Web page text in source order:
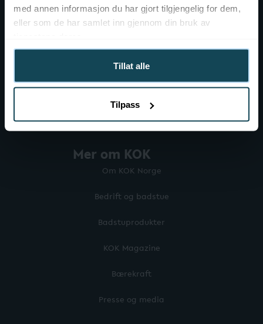
med annen informasjon du har gjort tilgjengelig for dem,
eller som de har samlet inn gjennom din bruk av
Tillat alle
Tilpass
Mer om KOK
Om KOK Norge
Bedrift og badstue
Badstuprodukter
KOK Magazine
Bærekraft
Presse og media